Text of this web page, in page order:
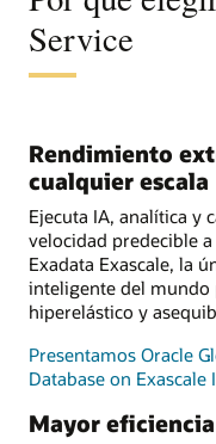
Service
Rendimiento
cualquier escala
Ejecuta IA, analítica y
velocidad predecible
Exadata Exascale, la
inteligente del mundo
hiperelástico y
Presentamos Oracle
Database on
Mayor